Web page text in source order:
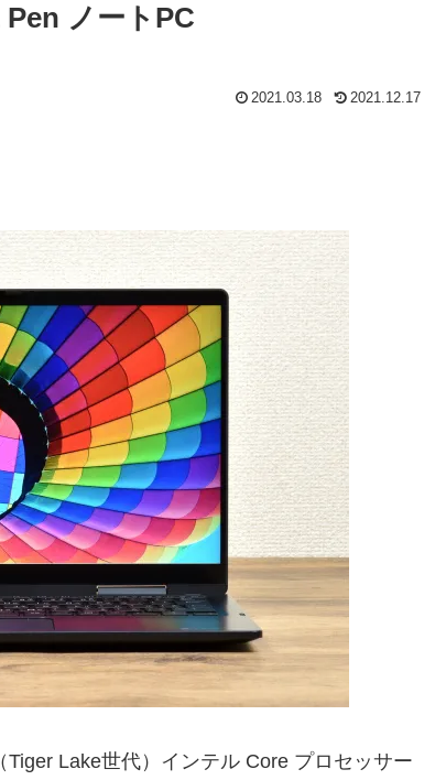
ノートPC
2021.03.18 2021.12.17
Lake世代）インテル Core プロセッサー